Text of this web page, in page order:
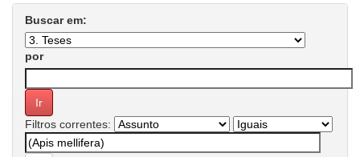
Buscar em:
por
Filtros correntes: